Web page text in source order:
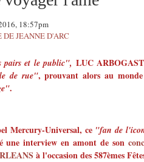
18:57pm
DE JEANNE D'ARC
pairs et le public", LUC
de rue", prouvant alors au monde
.
Mercury-Universal, ce "fan de
une interview en amont de son
à l'occasion des 587èmes